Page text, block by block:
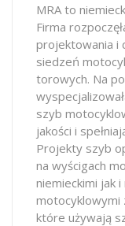
MRA to
Firma
projektowania i
siedzeń
torowych. Na
szyb
jakości i
Projekty szyb
na wyścigach
niemieckimi jak
motocyklowymi
które używają